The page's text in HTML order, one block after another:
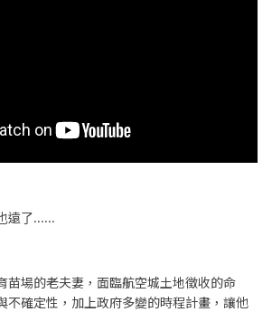
遠了......
苗場的老夫妻，面臨航空城土地徵收的命
不確定性，加上政府多變的時程計畫，讓他